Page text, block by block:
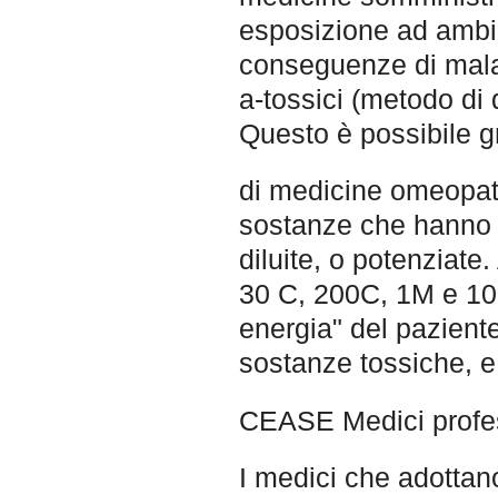
esposizione ad
conseguenze di
a-tossici (metodo di
Questo è possibile
di medicine
sostanze che
diluite, o
30 C, 200C, 1M e
energia" del
sostanze tossiche,
CEASE Medici
I medici che